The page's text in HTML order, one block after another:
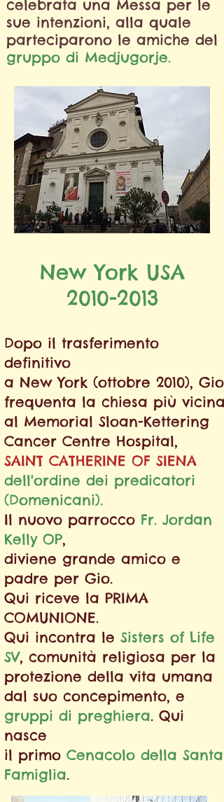
celebrata una Messa per le
sue intenzioni, alla quale
parteciparono le amiche del
gruppo di Medjugorje.
New York USA
2010-2013
Dopo il trasferimento
definitivo
a New York (ottobre 2010), Gio
frequenta la chiesa più vicina
al Memorial Sloan-Kettering
Cancer Centre Hospital,
SAINT CATHERINE OF SIENA
dell'ordine dei predicatori
(Domenicani).
Il nuovo parrocco Fr. Jordan
Kelly OP,
diviene grande amico e
padre per Gio.
Qui riceve la PRIMA
COMUNIONE.
Qui incontra le Sisters of Life
SV, comunità religiosa per la
protezione della vita umana
dal suo concepimento, e
gruppi di preghiera. Qui
nasce
il primo Cenacolo della Santa
Famiglia.